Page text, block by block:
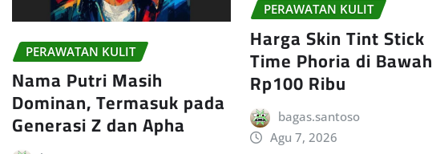
PERAWATAN KULIT
Nama Putri Masih
Dominan, Termasuk pada
Generasi Z dan Apha
PERAWATAN KULIT
Harga Skin Tint Stick
Time Phoria di Bawah
Rp100 Ribu
bagas.santoso
Agu 7, 2026